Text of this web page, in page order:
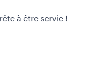
à être servie !